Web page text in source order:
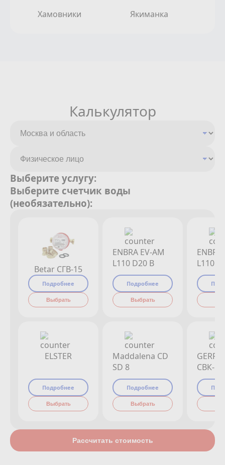
Хамовники Якиманка
Калькулятор
Выберите услугу:
Выберите счетчик воды
(необязательно):
Betar СГВ-15
Подробнее
Выбрать
ELSTER
Подробнее
Выбрать
ENBRA EV-AM
L110 D20 B
Подробнее
Выбрать
Maddalena CD
SD 8
Подробнее
Выбрать
L110
СВК-
Рассчитать стоимость